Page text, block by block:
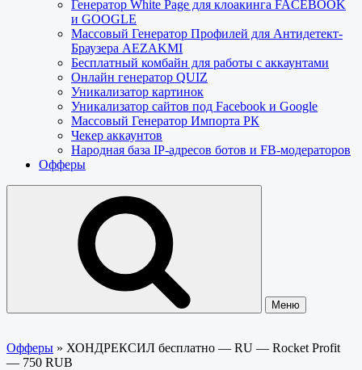
Генератор White Page для клоакинга FACEBOOK
и GOOGLE
Массовый Генератор Профилей для Антидетект-
Браузера AEZAKMI
Бесплатный комбайн для работы с аккаунтами
Онлайн генератор QUIZ
Уникализатор картинок
Уникализатор сайтов под Facebook и Google
Массовый Генератор Импорта РК
Чекер аккаунтов
Народная база IP-адресов ботов и FB-модераторов
Офферы
Меню
Офферы » ХОНДРЕКСИЛ бесплатно — RU — Rocket Profit
— 750 RUB